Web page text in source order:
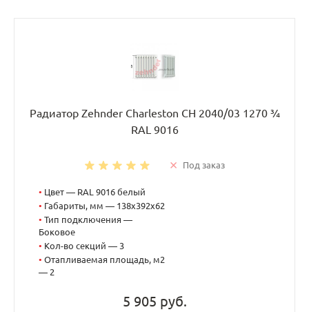
Радиатор Zehnder Charleston CH 2040/03 1270 ¾
RAL 9016
Под заказ
• Цвет — RAL 9016 белый
• Габариты, мм — 138x392x62
• Тип подключения —
Боковое
• Кол-во секций — 3
• Отапливаемая площадь, м2
— 2
5 905 руб.